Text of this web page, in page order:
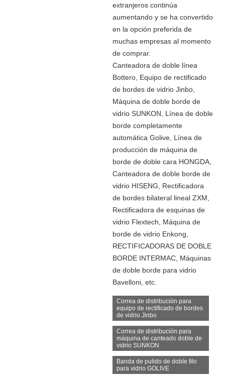
extranjeros continúa
aumentando y se ha convertido
en la opción preferida de
muchas empresas al momento
de comprar.
Canteadora de doble línea
Bottero, Equipo de rectificado
de bordes de vidrio Jinbo,
Máquina de doble borde de
vidrio SUNKON, Línea de doble
borde completamente
automática Golive, Línea de
producción de máquina de
borde de doble cara HONGDA,
Canteadora de doble borde de
vidrio HISENG, Rectificadora
de bordes bilateral lineal ZXM,
Rectificadora de esquinas de
vidrio Flextech, Máquina de
borde de vidrio Enkong,
RECTIFICADORAS DE DOBLE
BORDE INTERMAC, Máquinas
de doble borde para vidrio
Bavelloni, etc.
Correa de distribución para
equipo de rectificado de bordes
de vidrio Jinbo
Correa de distribución para
máquina de canteado doble de
vidrio SUNKON
Banda de pulido de doble filo
para vidrio GOLIVE